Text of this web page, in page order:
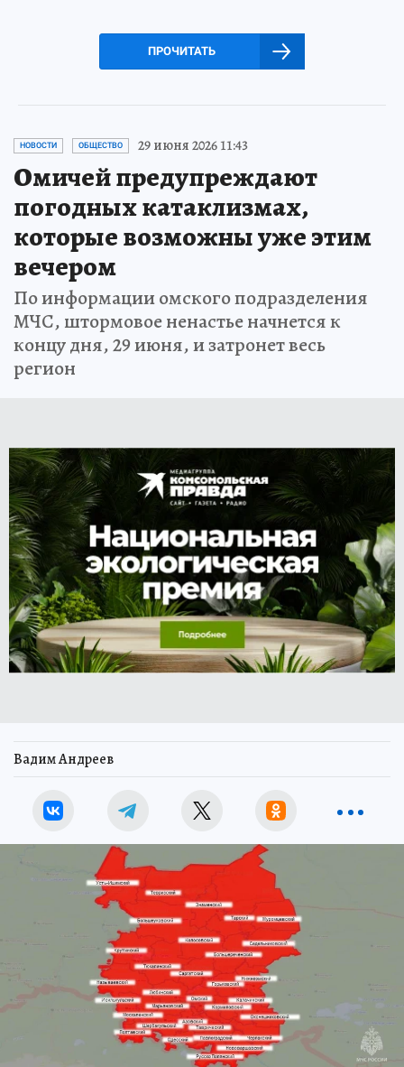
ПРОЧИТАТЬ
НОВОСТИ ОБЩЕСТВО 29 июня 2026 11:43
Омичей предупреждают
погодных катаклизмах,
которые возможны уже этим
вечером
По информации омского подразделения
МЧС, штормовое ненастье начнется к
концу дня, 29 июня, и затронет весь
регион
Вадим Андреев